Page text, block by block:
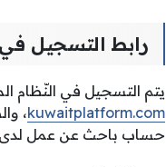
رابط التسجيل في
يتم التسجيل في النّظام
kuwaitplatform.com،
حساب باحث عن عمل لدى